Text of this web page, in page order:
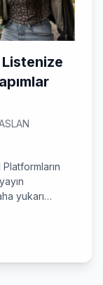
Listenize
yukarı
ediyor.